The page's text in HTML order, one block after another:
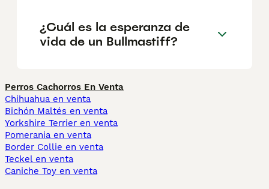
¿Cuál es la esperanza de
vida de un Bullmastiff?
Perros Cachorros En Venta
Chihuahua en venta
Bichón Maltés en venta
Yorkshire Terrier en venta
Pomerania en venta
Border Collie en venta
Teckel en venta
Caniche Toy en venta